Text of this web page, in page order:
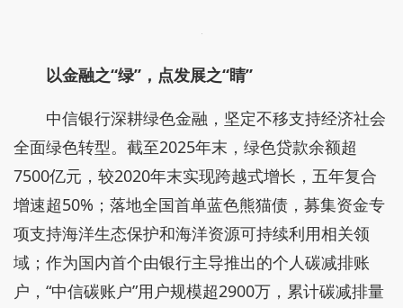
以金融之“绿”，点发展之“睛”
中信银行深耕绿色金融，坚定不移支持经济社会
全面绿色转型。截至2025年末，绿色贷款余额超
7500亿元，较2020年末实现跨越式增长，五年复合
增速超50%；落地全国首单蓝色熊猫债，募集资金专
项支持海洋生态保护和海洋资源可持续利用相关领
域；作为国内首个由银行主导推出的个人碳减排账
户，“中信碳账户”用户规模超2900万，累计碳减排量